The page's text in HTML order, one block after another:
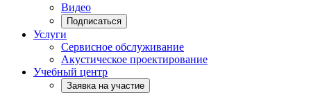
Видео
Подписаться
Услуги
Сервисное обслуживание
Акустическое проектирование
Учебный центр
Заявка на участие